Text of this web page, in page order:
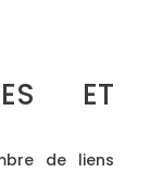
ET
de liens